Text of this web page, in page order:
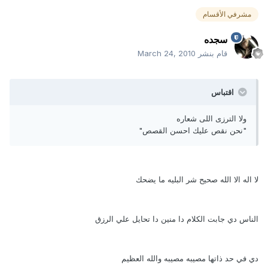
مشرفي الأقسام
سجده
قام بنشر March 24, 2010
اقتباس
ولا الترزى اللى شعاره
"نحن نقص عليك احسن القصص"
لا اله الا الله صحيح شر البليه ما يضحك
الناس دي جابت الكلام دا منين دا تحايل علي الرزق
دي في حد ذاتها مصيبه مصيبه والله العظيم